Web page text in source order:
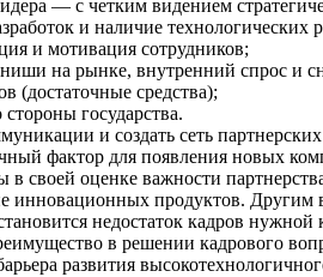
— с четким видением
и наличие
и мотивация сотрудников;
на рынке, внутренний спрос и
(достаточные средства);
государства.
и создать сеть
фактор для появления новых
своей оценке важности
инновационных продуктов.
недостаток кадров
в решении кадрового
развития